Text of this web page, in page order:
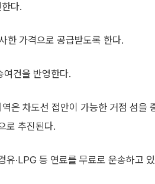
다.
한 가격으로 공급받도록 한다.
여건을 반영한다.
은 차도선 접안이 가능한 거점 섬을
로 추진된다.
유·LPG 등 연료를 무료로 운송하고